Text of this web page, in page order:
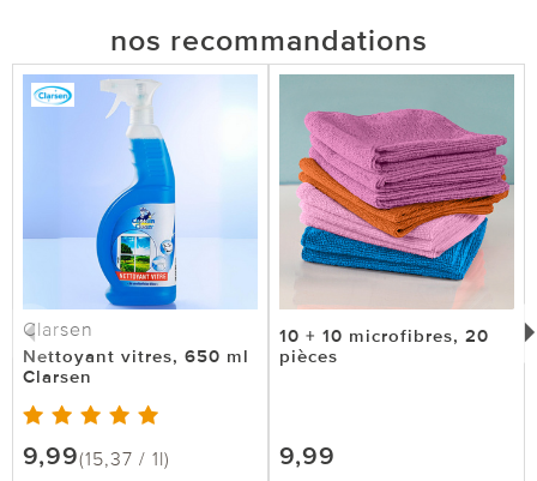
nos recommandations
Clarsen
Nettoyant vitres, 650 ml
Clarsen
9,99(15,37 / 1l)
10 + 10 microfibres, 20
pièces
9,99